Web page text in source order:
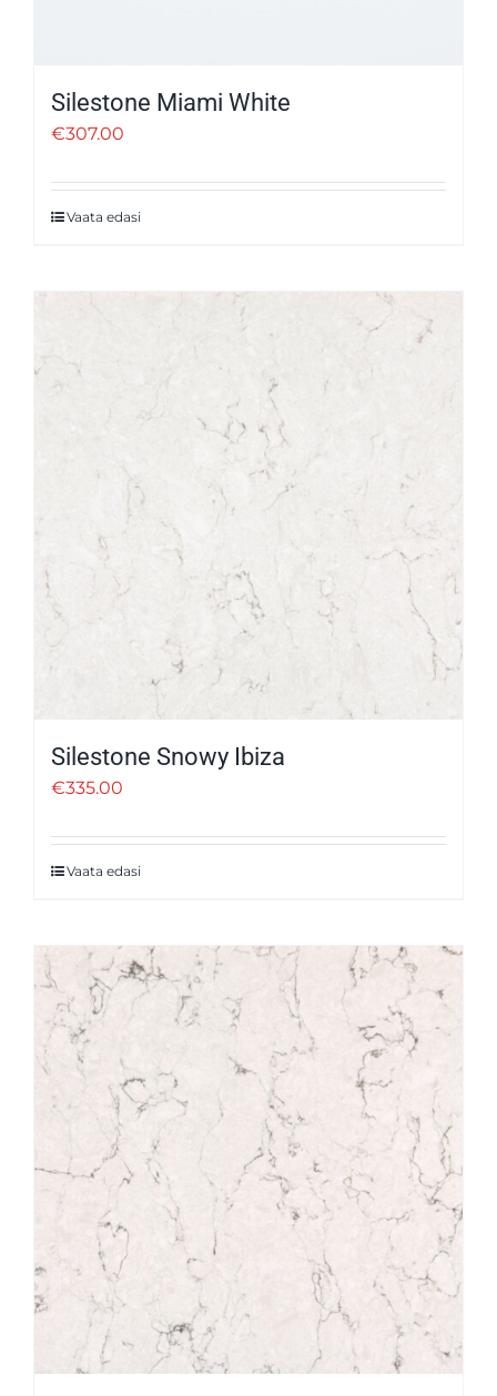
Silestone Miami White
€307.00
Vaata edasi
Silestone Snowy Ibiza
€335.00
Vaata edasi